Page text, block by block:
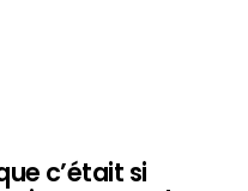
c’était si